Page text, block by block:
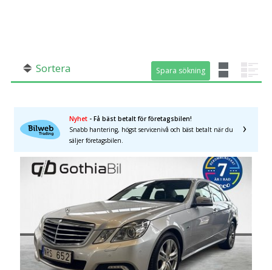
Västra Götalands län
Sortera Spara sökning
Spara sökning
Nyhet - Få bäst betalt för företagsbilen!
Snabb hantering, högst servicenivå och bäst betalt när du
säljer företagsbilen.